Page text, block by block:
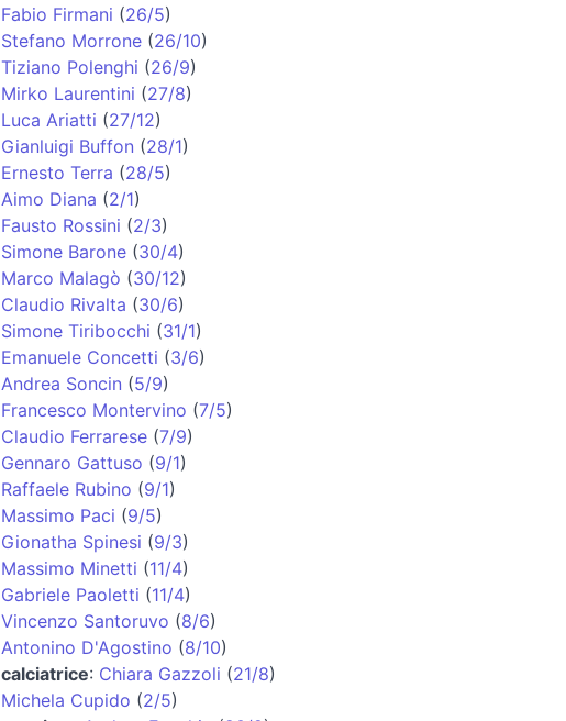
Fabio Firmani (26/5)
Stefano Morrone(26/10)
Tiziano Polenghi (26/9)
Mirko Laurentini (27/8)
Luca Ariatti (27/12)
Gianluigi Buffon (28/1)
Ernesto Terra (28/5)
Aimo Diana (2/1)
Fausto Rossini (2/3)
Simone Barone(30/4)
Marco Malagò (30/12)
Claudio Rivalta (30/6)
Simone Tiribocchi (31/1)
Emanuele Concetti (3/6)
Andrea Soncin (5/9)
Francesco Montervino (7/5)
Claudio Ferrarese(7/9)
Gennaro Gattuso (9/1)
Raffaele Rubino (9/1)
Massimo Paci (9/5)
Gionatha Spinesi (9/3)
Massimo Minetti (11/4)
Gabriele Paoletti (11/4)
Vincenzo Santoruvo (8/6)
Antonino D'Agostino (8/10)
calciatrice: Chiara Gazzoli (21/8)
Michela Cupido (2/5)